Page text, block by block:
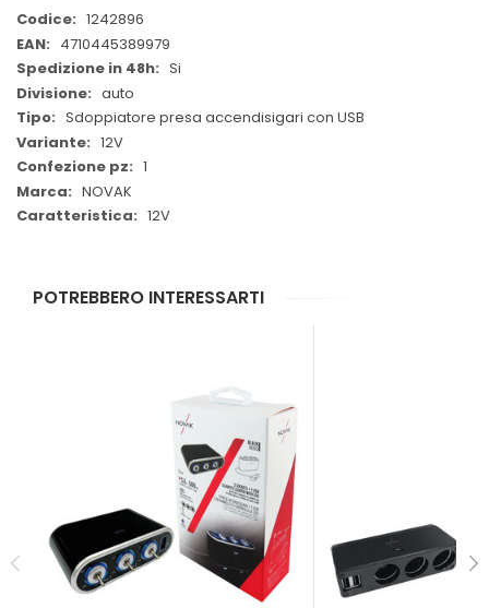
Maggiori
Informazioni
1242896
4710445389979
Si
auto
Sdoppiatore presa accendisigari con USB
12V
1
NOVAK
12V
POTREBBERO INTERESSARTI